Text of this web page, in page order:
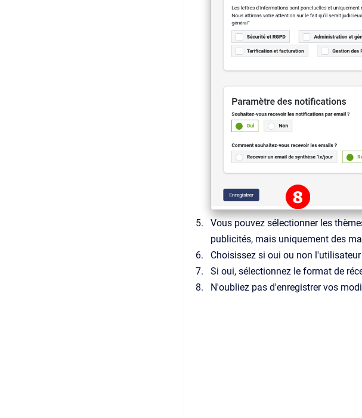
Vous pouvez sélectionner les
publicités, mais uniquement des
Choisissez si oui ou non
Si oui, sélectionnez le format de
N'oubliez pas d'enregistrer vos